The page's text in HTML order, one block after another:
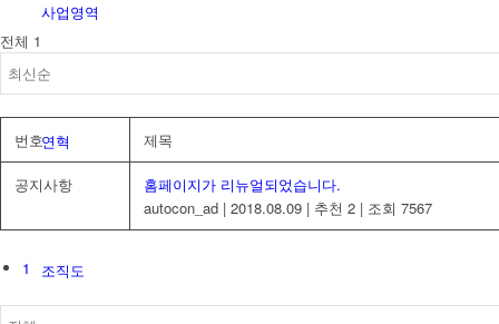
사업영역
연혁
조직도
전체 1
번호 제목
공지사항
홈페이지가 리뉴얼되었습니다.
autocon_ad | 2018.08.09 | 추천 2 | 조회 7567
1